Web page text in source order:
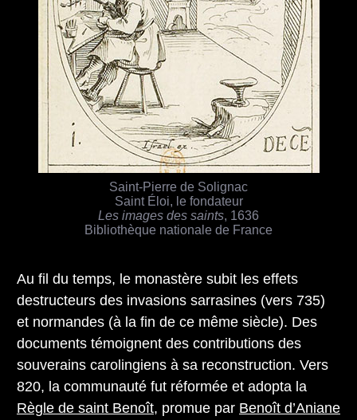
Au fil du temps, le monastère subit les effets
destructeurs des invasions sarrasines (vers 735)
et normandes (à la fin de ce même siècle). Des
documents témoignent des contributions des
souverains carolingiens à sa reconstruction. Vers
820, la communauté fut réformée et adopta la
Règle de saint Benoît, promue par Benoît d’Aniane
Saint-Pierre de Solignac
Saint Éloi, le fondateur
Les images des saints, 1636
Bibliothèque nationale de France